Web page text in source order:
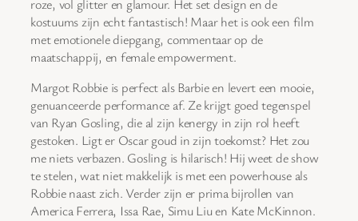
roze, vol glitter en glamour. Het set design en de
kostuums zijn echt fantastisch! Maar het is ook een film
met emotionele diepgang, commentaar op de
maatschappij, en female empowerment.
Margot Robbie is perfect als Barbie en levert een mooie,
genuanceerde performance af. Ze krijgt goed tegenspel
van Ryan Gosling, die al zijn kenergy in zijn rol heeft
gestoken. Ligt er Oscar goud in zijn toekomst? Het zou
me niets verbazen. Gosling is hilarisch! Hij weet de show
te stelen, wat niet makkelijk is met een powerhouse als
Robbie naast zich. Verder zijn er prima bijrollen van
America Ferrera, Issa Rae, Simu Liu en Kate McKinnon.